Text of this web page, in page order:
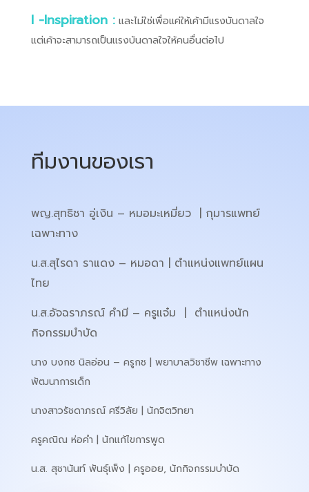
I -Inspiration :และไม่ใช่เพื่อแค่ให้เค้ามีแรงบันดาลใจ
แต่เค้าจะสามารถเป็นแรงบันดาลใจให้คนอื่นต่อไป
ทีมงานของเรา
พญ.สุทธิชา อู่เงิน – หมอมะเหมี่ยว | กุมารแพทย์
เฉพาะทาง
น.ส.สุไรดา ราแดง – หมอดา | ตำแหน่งแพทย์แผน
ไทย
น.ส.อัจฉราภรณ์ คำมี – ครูแจ๋ม | ตำแหน่งนัก
กิจกรรมบำบัด
นาง บงกช นิลอ่อน – ครูกช | พยาบาลวิชาชีพ เฉพาะทาง
พัฒนาการเด็ก
นางสาวรัชดาภรณ์ ศรีวิลัย | นักจิตวิทยา
ครูคณิณ ห่อคำ | นักแก้ไขการพูด
น.ส. สุชานันท์ พันธุ์เพ็ง | ครูออย, นักกิจกรรมบำบัด